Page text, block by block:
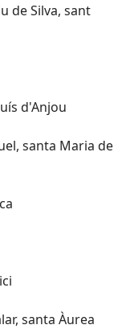
de Silva, sant
d'Anjou
santa Maria de
santa Àurea